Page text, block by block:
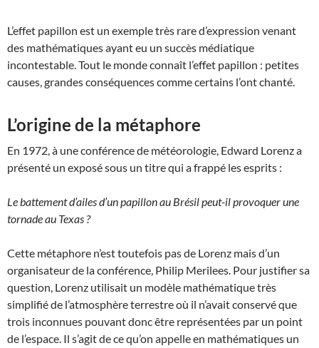
L’effet papillon est un exemple très rare d’expression venant
des mathématiques ayant eu un succès médiatique
incontestable. Tout le monde connaît l’effet papillon : petites
causes, grandes conséquences comme certains l’ont chanté.
L’origine de la métaphore
En 1972, à une conférence de météorologie, Edward Lorenz a
présenté un exposé sous un titre qui a frappé les esprits :
Le battement d’ailes d’un papillon au Brésil peut-il provoquer une
tornade au Texas ?
Cette métaphore n’est toutefois pas de Lorenz mais d’un
organisateur de la conférence, Philip Merilees. Pour justifier sa
question, Lorenz utilisait un modèle mathématique très
simplifié de l’atmosphère terrestre où il n’avait conservé que
trois inconnues pouvant donc être représentées par un point
de l’espace. Il s’agit de ce qu’on appelle en mathématiques un